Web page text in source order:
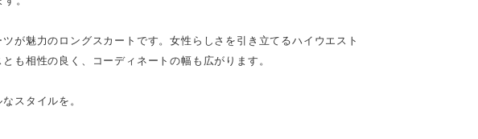
が魅力のロングスカートです。女性らしさを引き立てるハイウエスト
も相性の良く、コーディネートの幅も広がります。
スタイルを。